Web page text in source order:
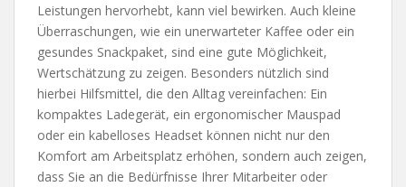
Leistungen hervorhebt, kann viel bewirken. Auch kleine
Überraschungen, wie ein unerwarteter Kaffee oder ein
gesundes Snackpaket, sind eine gute Möglichkeit,
Wertschätzung zu zeigen. Besonders nützlich sind
hierbei Hilfsmittel, die den Alltag vereinfachen: Ein
kompaktes Ladegerät, ein ergonomischer Mauspad
oder ein kabelloses Headset können nicht nur den
Komfort am Arbeitsplatz erhöhen, sondern auch zeigen,
dass Sie an die Bedürfnisse Ihrer Mitarbeiter oder